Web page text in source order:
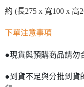
約 (長275 x 寬100 x 高
下單注意事項
●現貨與預購商品請勿
●到貨不足與分批到貨